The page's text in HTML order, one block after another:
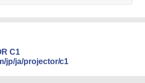
C1
jp/ja/projector/c1